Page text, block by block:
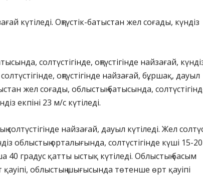
күтіледі. Оңтүстік-батыстан жел соғады, күндіз
солтүстігінде, оңтүстігінде найзағай,
оңтүстігінде найзағай, бұршақ, дауыл
жел соғады, облыстың батысында,
екпіні 23 м/с күтіледі.
найзағай, дауыл күтіледі. Жел
облыстың орталығында, солтүстігінде күші 15-
40 градус қатты ыстық күтіледі. Облыстың басым
облыстың шығысында төтенше өрт қауіпі